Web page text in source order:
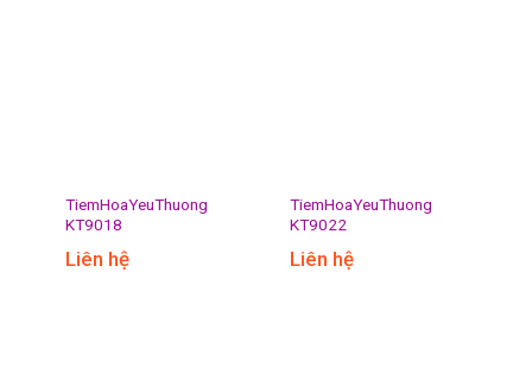
TiemHoaYeuThuong
KT9018
Liên hệ
TiemHoaYeuThuong
KT9022
Liên hệ